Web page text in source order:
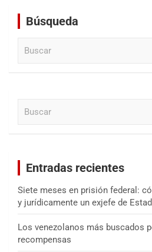
Búsqueda
Entradas recientes
Siete meses en prisión federal:
y jurídicamente un exjefe de
Los venezolanos más buscados
recompensas